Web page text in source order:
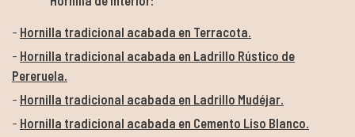
Hornilla tradicional acabada en Terracota.
Hornilla tradicional acabada en Ladrillo Rústico de
Pereruela.
Hornilla tradicional acabada en Ladrillo Mudéjar.
Hornilla tradicional acabada en Cemento Liso Blanco.